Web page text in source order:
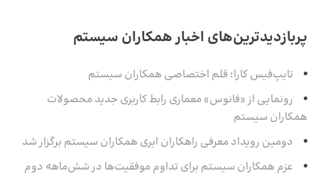
پربازدیدترین‌های اخبار همکاران سیستم
تایپ‌فیس کارا؛ قلم اختصاصی همکاران سیستم
رونمایی از «فانوس» معماری رابط کاربری جدید محصولات
همکاران سیستم
دومین رویداد معرفی راهکاران ابری همکاران سیستم برگزار شد
عزم همکاران سیستم برای تداوم موفقیت‌ها در شش‌ماهه‌ دوم